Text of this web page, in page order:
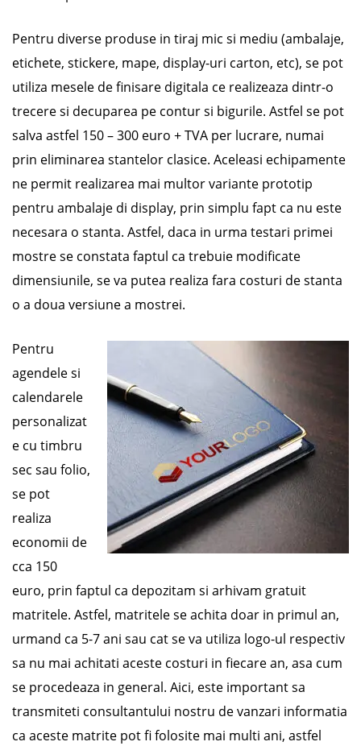
Pentru diverse produse in tiraj mic si mediu (ambalaje,
etichete, stickere, mape, display-uri carton, etc), se pot
utiliza mesele de finisare digitala ce realizeaza dintr-o
trecere si decuparea pe contur si bigurile. Astfel se pot
salva astfel 150 – 300 euro + TVA per lucrare, numai
prin eliminarea stantelor clasice. Aceleasi echipamente
ne permit realizarea mai multor variante prototip
pentru ambalaje di display, prin simplu fapt ca nu este
necesara o stanta. Astfel, daca in urma testari primei
mostre se constata faptul ca trebuie modificate
dimensiunile, se va putea realiza fara costuri de stanta
o a doua versiune a mostrei.
Pentru
agendele si
calendarele
personalizat
e cu timbru
sec sau folio,
se pot
realiza
economii de
cca 150
euro, prin faptul ca depozitam si arhivam gratuit
matritele. Astfel, matritele se achita doar in primul an,
urmand ca 5-7 ani sau cat se va utiliza logo-ul respectiv
sa nu mai achitati aceste costuri in fiecare an, asa cum
se procedeaza in general. Aici, este important sa
transmiteti consultantului nostru de vanzari informatia
ca aceste matrite pot fi folosite mai multi ani, astfel